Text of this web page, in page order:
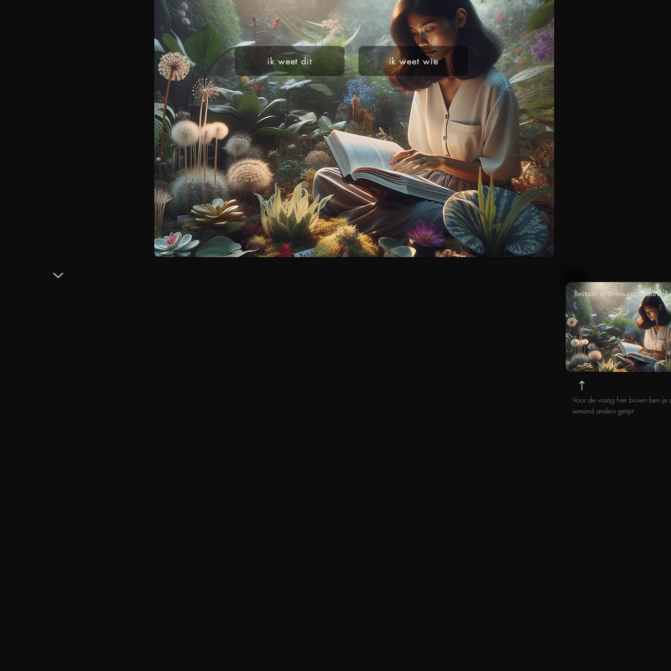
ik weet dit ik weet wie
Bestaan er aliëns op de aarde?
Voor de vraag hier boven ben je
iemand anders getipt